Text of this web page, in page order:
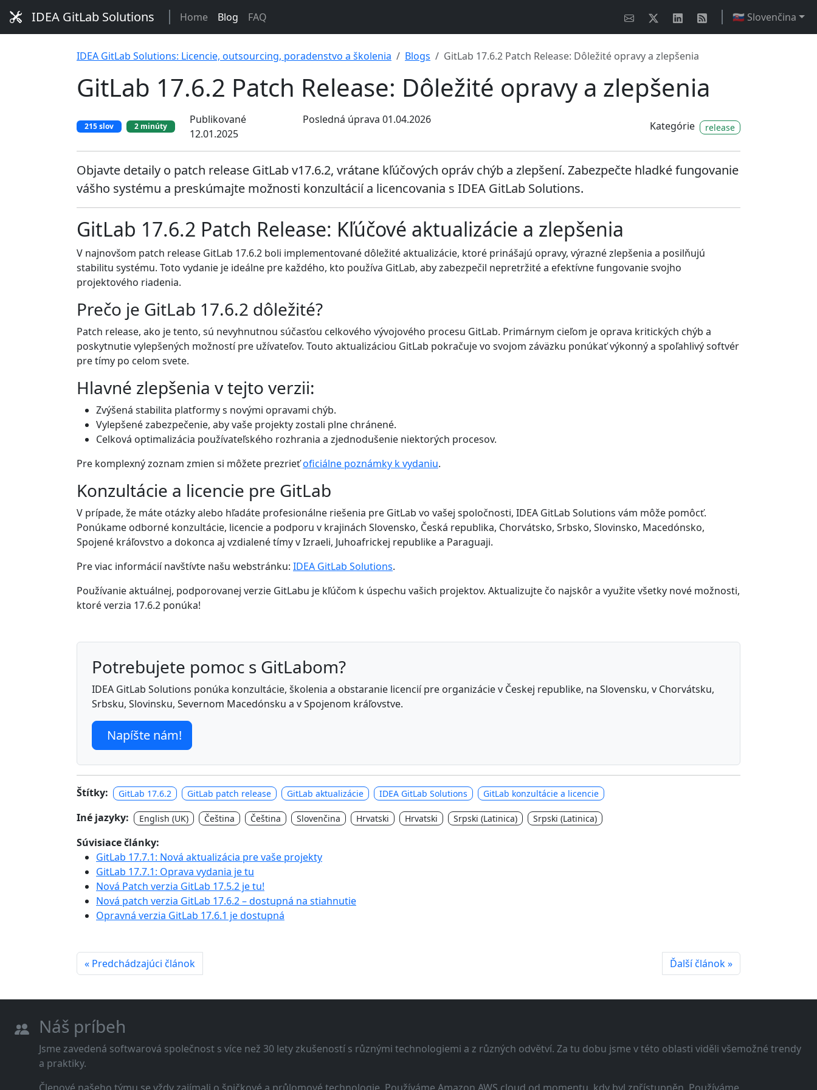
IDEA GitLab Solutions Home Blog FAQ 🇸🇰 Slovenčina
IDEA GitLab Solutions: Licencie, outsourcing, poradenstvo a školenia Blogs GitLab 17.6.2 Patch Release: Dôležité opravy a zlepšenia
GitLab 17.6.2 Patch Release: Dôležité opravy a zlepšenia
215 slov 2 minúty
Publikované
12.01.2025
Posledná úprava 01.04.2026
Kategórie release
Objavte detaily o patch release GitLab v17.6.2, vrátane kľúčových opráv chýb a zlepšení. Zabezpečte hladké fungovanie
vášho systému a preskúmajte možnosti konzultácií a licencovania s IDEA GitLab Solutions.
GitLab 17.6.2 Patch Release: Kľúčové aktualizácie a zlepšenia
V najnovšom patch release GitLab 17.6.2 boli implementované dôležité aktualizácie, ktoré prinášajú opravy, výrazné zlepšenia a posilňujú
stabilitu systému. Toto vydanie je ideálne pre každého, kto používa GitLab, aby zabezpečil nepretržité a efektívne fungovanie svojho
projektového riadenia.
Prečo je GitLab 17.6.2 dôležité?
Patch release, ako je tento, sú nevyhnutnou súčasťou celkového vývojového procesu GitLab. Primárnym cieľom je oprava kritických chýb a
poskytnutie vylepšených možností pre užívateľov. Touto aktualizáciou GitLab pokračuje vo svojom záväzku ponúkať výkonný a spoľahlivý softvér
pre tímy po celom svete.
Hlavné zlepšenia v tejto verzii:
Zvýšená stabilita platformy s novými opravami chýb.
Vylepšené zabezpečenie, aby vaše projekty zostali plne chránené.
Celková optimalizácia používateľského rozhrania a zjednodušenie niektorých procesov.
Pre komplexný zoznam zmien si môžete prezrieťoficiálne poznámky k vydaniu.
Konzultácie a licencie pre GitLab
V prípade, že máte otázky alebo hľadáte profesionálne riešenia pre GitLab vo vašej spoločnosti, IDEA GitLab Solutions vám môže pomôcť.
Ponúkame odborné konzultácie, licencie a podporu v krajinách Slovensko, Česká republika, Chorvátsko, Srbsko, Slovinsko, Macedónsko,
Spojené kráľovstvo a dokonca aj vzdialené tímy v Izraeli, Juhoafrickej republike a Paraguaji.
Pre viac informácií navštívte našu webstránku: IDEA GitLab Solutions.
Používanie aktuálnej, podporovanej verzie GitLabu je kľúčom k úspechu vašich projektov. Aktualizujte čo najskôr a využite všetky nové možnosti,
ktoré verzia 17.6.2 ponúka!
Potrebujete pomoc s GitLabom?
IDEA GitLab Solutions ponúka konzultácie, školenia a obstaranie licencií pre organizácie v Českej republike, na Slovensku, v Chorvátsku,
Srbsku, Slovinsku, Severnom Macedónsku a v Spojenom kráľovstve.
Napíšte nám!
Štítky: GitLab 17.6.2 GitLab patch release GitLab aktualizácie IDEA GitLab Solutions GitLab konzultácie a licencie
Iné jazyky: English (UK) Čeština Čeština Slovenčina Hrvatski Hrvatski Srpski (Latinica) Srpski (Latinica)
Súvisiace články:
GitLab 17.7.1: Nová aktualizácia pre vaše projekty
GitLab 17.7.1: Oprava vydania je tu
Nová Patch verzia GitLab 17.5.2 je tu!
Nová patch verzia GitLab 17.6.2 – dostupná na stiahnutie
Opravná verzia GitLab 17.6.1 je dostupná
« Predchádzajúci článok Ďalší článok »
Náš príbeh
Jsme zavedená softwarová společnost s více než 30 lety zkušeností s různými technologiemi a z různých odvětví. Za tu dobu jsme v této oblasti viděli všemožné trendy
a praktiky.